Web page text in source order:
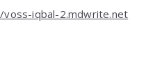
iqbal-2.mdwrite.net